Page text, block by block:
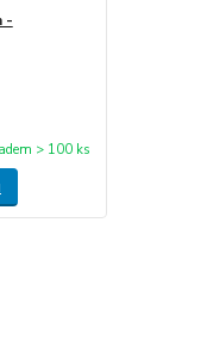
-
> 100 ks